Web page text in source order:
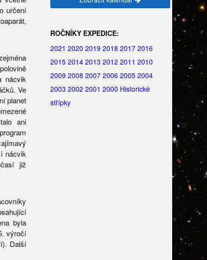
určení
nácvik
Ve
planet
ani
nácvik
již
byla
výročí
Další
ROČNÍKY EXPEDICE:
2021 2020 2019 2018 2017 2016
2015 2014 2013 2012 2011 2010
2009 2008 2007 2006 2005 2004
2003 2002 2001 2000 Historické
střípky